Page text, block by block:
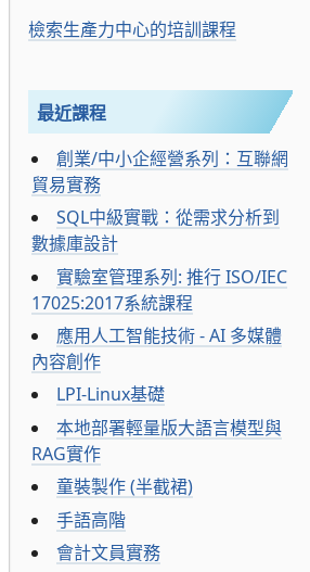
檢索生產力中心的培訓課程
最近課程
創業/中小企經營系列：互聯網
貿易實務
SQL中級實戰：從需求分析到
數據庫設計
實驗室管理系列: 推行 ISO/IEC
17025:2017系統課程
應用人工智能技術 - AI 多媒體
內容創作
LPI-Linux基礎
本地部署輕量版大語言模型與
RAG實作
童裝製作 (半截裙)
手語高階
會計文員實務